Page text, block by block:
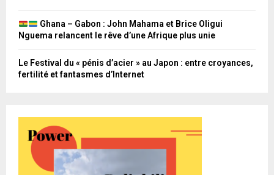
Ghana – Gabon : John Mahama et Brice Oligui
Nguema relancent le rêve d’une Afrique plus unie
Le Festival du « pénis d’acier » au Japon : entre croyances,
fertilité et fantasmes d’Internet